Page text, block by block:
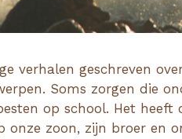
verhalen geschreven
Soms zorgen die
op school. Het
onze zoon, zijn broer en